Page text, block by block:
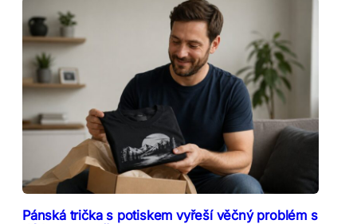
Pánská trička s potiskem vyřeší věčný problém s